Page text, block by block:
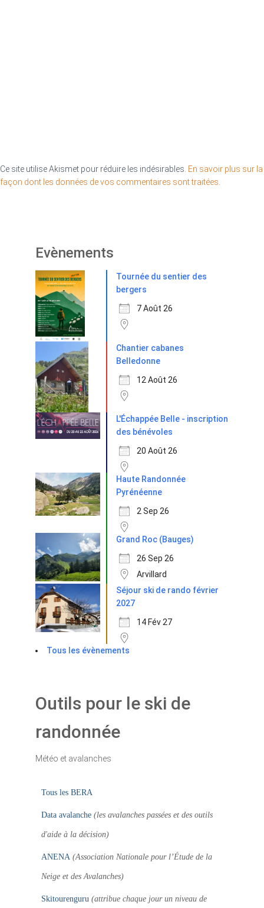
Ce site utilise Akismet pour réduire les indésirables. En savoir plus sur la
façon dont les données de vos commentaires sont traitées
Evènements
Tournée du sentier des
bergers
7 Août 26
Chantier cabanes
Belledonne
12 Août 26
L'Échappée Belle - inscription
des bénévoles
20 Août 26
Haute Randonnée
Pyrénéenne
2 Sep 26
Grand Roc (Bauges)
26 Sep 26
Arvillard
Séjour ski de rando février
2027
14 Fév 27
Tous les évènements
Outils pour le ski de
randonnée
Météo et avalanches
Tous les BERA
Data avalanche (les avalanches passées et des outils
d'aide à la décision)
ANENA (Association Nationale pour l’Étude de la
Neige et des Avalanches)
Skitourenguru (attribue chaque jour un niveau de